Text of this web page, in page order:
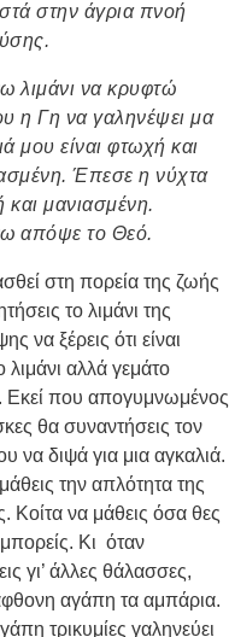
στην άγρια πνοή
λιμάνι να κρυφτώ
η Γη να γαληνέψει μα
μου είναι φτωχή και
Έπεσε η νύχτα
και μανιασμένη.
απόψε το Θεό.
στη πορεία της ζωής
το λιμάνι της
να ξέρεις ότι είναι
αλλά γεμάτο
Εκεί που απογυμνωμένος
θα συναντήσεις τον
να διψά για μια αγκαλιά.
την απλότητα της
Κοίτα να μάθεις όσα θες
Κι όταν
γι’ άλλες θάλασσες,
αγάπη τα αμπάρια.
τρικυμίες γαληνεύει